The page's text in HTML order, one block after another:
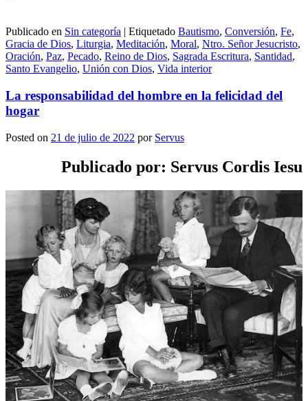
Publicado en Sin categoría | Etiquetado Bautismo, Conversión, Fe,
Gracia de Dios, Liturgia, Meditación, Moral, Ntro. Señor Jesucristo,
Oración, Paz, Pecado, Reino de Dios, Sagrada Escritura, Santidad,
Santo Evangelio, Unión con Dios, Vida interior
La responsabilidad del hombre en la felicidad del
hogar
Posted on 21 de julio de 2022 por Servus
Publicado por: Servus Cordis Iesu